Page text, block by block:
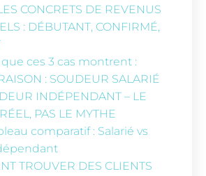
CONCRETS DE REVENUS
: DÉBUTANT, CONFIRMÉ,
que ces 3 cas montrent :
: SOUDEUR SALARIÉ
INDÉPENDANT – LE
PAS LE MYTHE
comparatif : Salarié vs
TROUVER DES CLIENTS